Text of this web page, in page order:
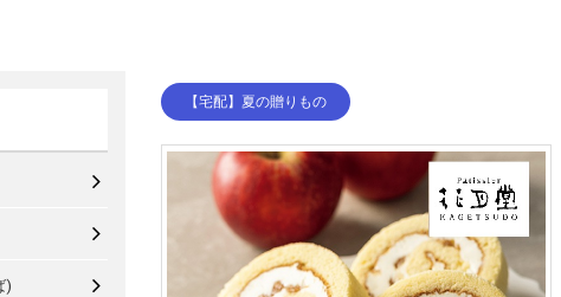
)
【宅配】夏の贈りもの